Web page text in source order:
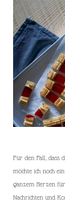
Für den Fall, dass
möchte ich noch
ganzem Herzen
Nachrichten und